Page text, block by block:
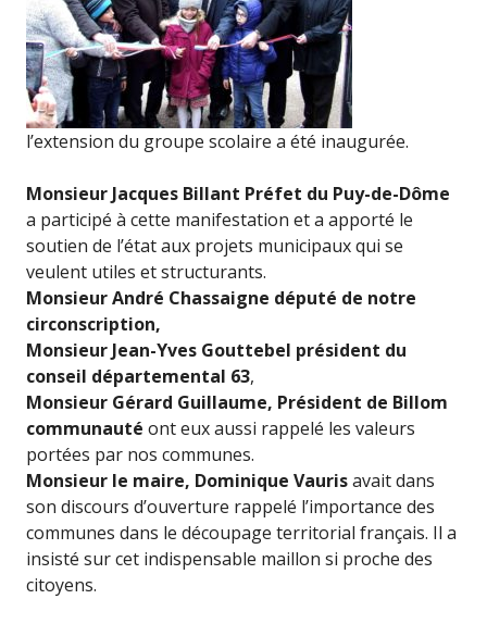
l’extension du groupe scolaire a été inaugurée.
Monsieur Jacques Billant Préfet du Puy-de-Dôme
a participé à cette manifestation et a apporté le
soutien de l’état aux projets municipaux qui se
veulent utiles et structurants.
Monsieur André Chassaigne député de notre
circonscription,
Monsieur Jean-Yves Gouttebel président du
conseil départemental 63,
Monsieur Gérard Guillaume, Président de Billom
communauté ont eux aussi rappelé les valeurs
portées par nos communes.
Monsieur le maire, Dominique Vaurisavait dans
son discours d’ouverture rappelé l’importance des
communes dans le découpage territorial français. Il a
insisté sur cet indispensable maillon si proche des
citoyens.